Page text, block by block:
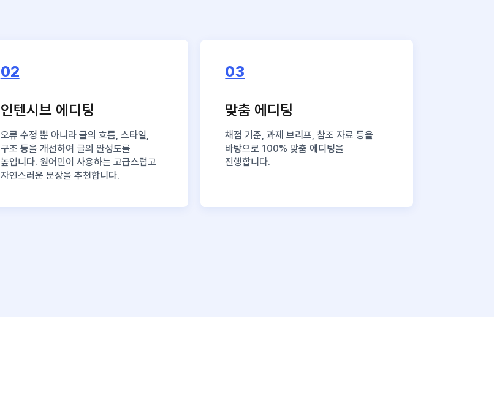
02
인텐시브 에디팅
오류 수정 뿐 아니라 글의 흐름, 스타일,
구조 등을 개선하여 글의 완성도를
높입니다. 원어민이 사용하는 고급스럽고
자연스러운 문장을 추천합니다.
03
맞춤 에디팅
채점 기준, 과제 브리프, 참조 자료 등을
바탕으로 100% 맞춤 에디팅을
진행합니다.